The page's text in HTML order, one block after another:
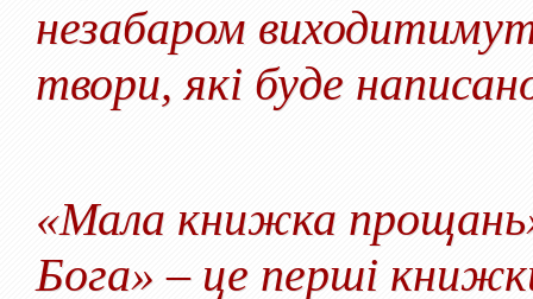
незабаром
твори, які буде
«Мала книжка
Бога» – це перші